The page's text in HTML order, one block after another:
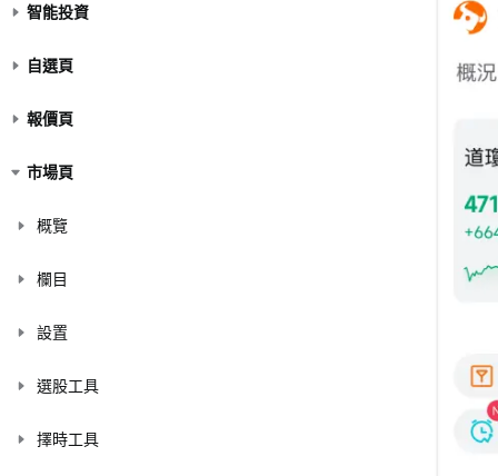
智能投資
自選頁
報價頁
市場頁
概覽
欄目
設置
選股工具
擇時工具